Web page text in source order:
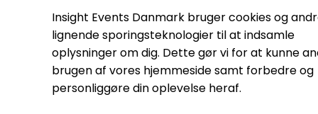
Insight Events Danmark bruger cookies og
lignende sporingsteknologier til at indsamle
oplysninger om dig. Dette gør vi for at kunne
brugen af vores hjemmeside samt forbedre og
personliggøre din oplevelse heraf.